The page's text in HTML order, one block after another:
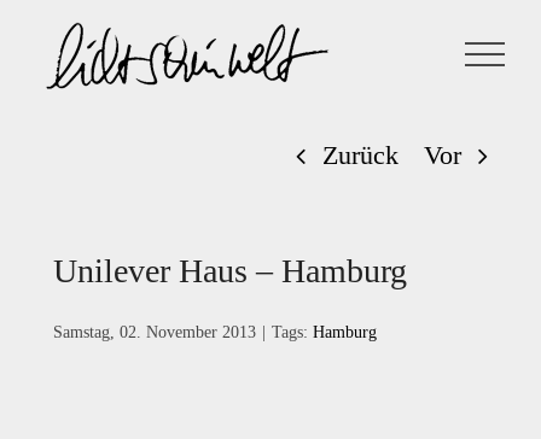
Inhalt
springen
Zurück
Vor
Unilever Haus – Hamburg
Samstag, 02. November 2013 Tags: Hamburg